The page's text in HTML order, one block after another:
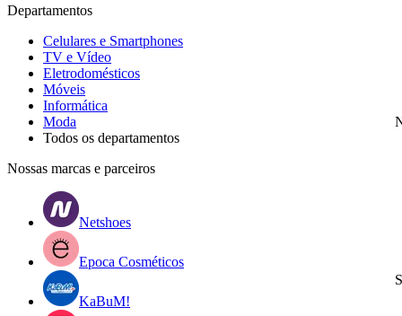
Departamentos
Celulares e Smartphones
TV e Vídeo
Eletrodomésticos
Móveis
Informática
Moda
Todos os departamentos
Nossas marcas e parceiros
Netshoes
Epoca Cosméticos
KaBuM!